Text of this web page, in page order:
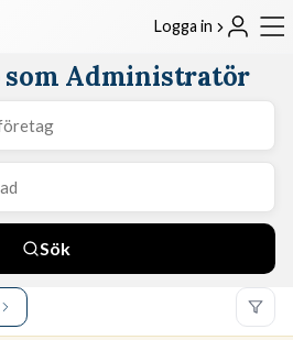
Logga in
som Administratör
Sök